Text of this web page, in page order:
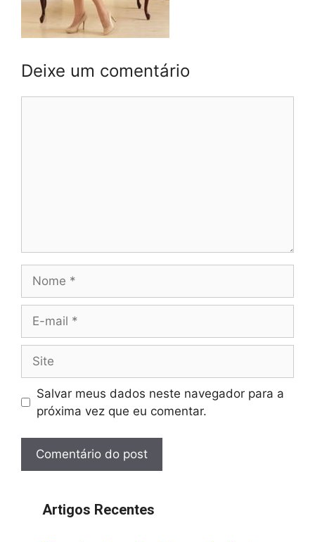
Deixe um comentário
mail
Salvar meus dados neste navegador para a
próxima vez que eu comentar.
Artigos Recentes